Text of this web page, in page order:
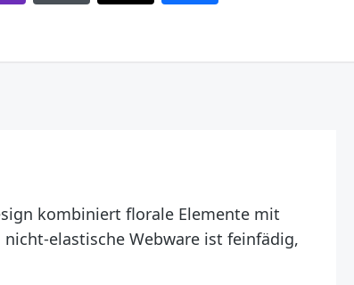
kombiniert florale Elemente mit
elastische Webware ist feinfädig,